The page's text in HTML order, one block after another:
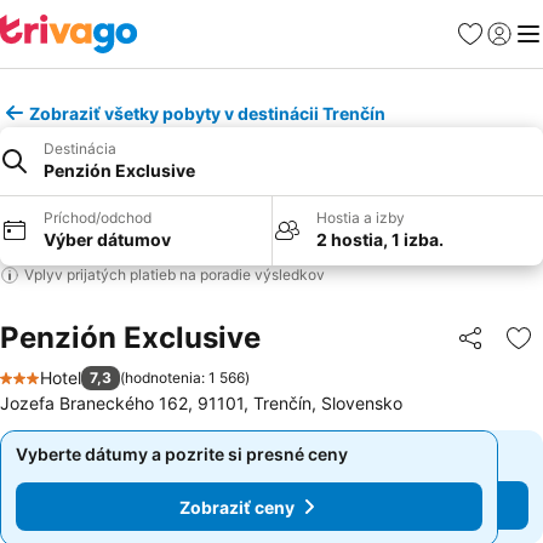
Obľúbené
Zobraziť všetky pobyty v destinácii Trenčín
Destinácia
Penzión Exclusive
Príchod/odchod
Výber dátumov
Hostia a izby
2 hostia, 1 izba.
Vplyv prijatých platieb na poradie výsledkov
Penzión Exclusive Zdieľať
3 Počet hviezdičiek
Hotel 7,3 (hodnotenia: 1 566)
Jozefa Braneckého 162, 91101, Trenčín, Slovensko
Vyberte dátumy a pozrite si presné ceny
Zobraziť ceny
Vyberte dátumy a pozrite si presné ceny
Zobraziť ceny